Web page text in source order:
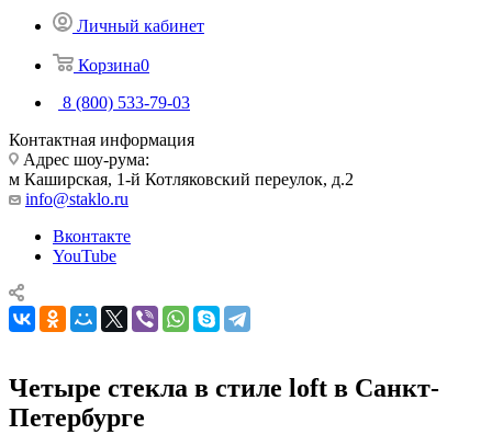
Личный кабинет
Корзина0
8 (800) 533-79-03
Контактная информация
Адрес шоу-рума:
м Каширская, 1-й Котляковский переулок, д.2
info@staklo.ru
Вконтакте
YouTube
Четыре стекла в стиле loft в Санкт-
Петербурге